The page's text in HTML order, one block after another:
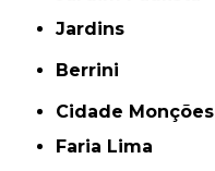
Jardins
Berrini
Cidade Monções
Faria Lima